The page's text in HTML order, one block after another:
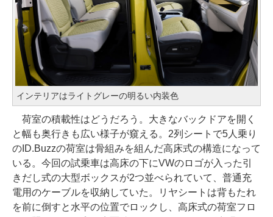
インテリアはライトグレーの明るい内装色
荷室の積載性はどうだろう。大きなバックドアを開く
と幅も奥行きも広い様子が窺える。2列シートで5人乗り
のID.Buzzの荷室は骨組みを組んだ高床式の構造になって
いる。今回の試乗車は高床の下にVWのロゴが入った引
きだし式の大型ボックスが2つ並べられていて、普通充
電用のケーブルを収納していた。リヤシートは背もたれ
を前に倒すと水平の位置でロックし、高床式の荷室フロ